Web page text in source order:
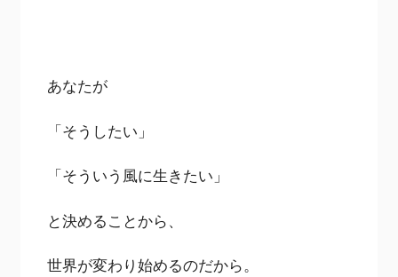
あなたが
「そうしたい」
「そういう風に生きたい」
と決めることから、
世界が変わり始めるのだから。